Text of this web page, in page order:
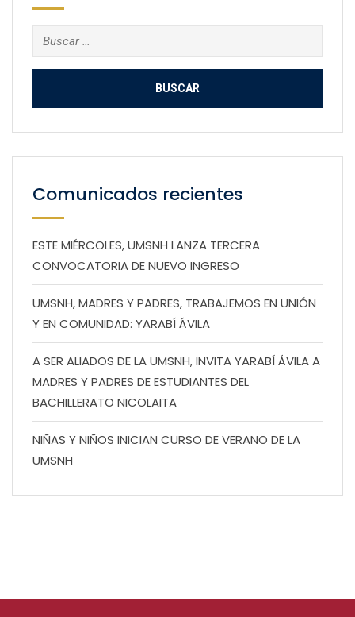
Buscar:
Comunicados recientes
ESTE MIÉRCOLES, UMSNH LANZA TERCERA
CONVOCATORIA DE NUEVO INGRESO
UMSNH, MADRES Y PADRES, TRABAJEMOS EN UNIÓN
Y EN COMUNIDAD: YARABÍ ÁVILA
A SER ALIADOS DE LA UMSNH, INVITA YARABÍ ÁVILA A
MADRES Y PADRES DE ESTUDIANTES DEL
BACHILLERATO NICOLAITA
NIÑAS Y NIÑOS INICIAN CURSO DE VERANO DE LA
UMSNH